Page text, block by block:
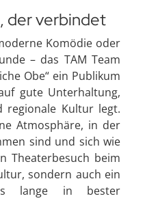
der verbindet
Komödie oder
– das TAM Team
Obe“ ein Publikum
gute Unterhaltung,
regionale Kultur legt.
Atmosphäre, in der
sind und sich wie
Theaterbesuch beim
sondern auch ein
lange in bester